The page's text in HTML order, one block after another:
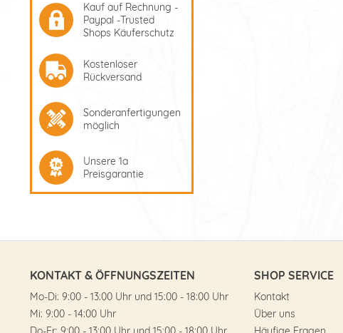
Kauf auf Rechnung -
Paypal -Trusted
Shops Käuferschutz
Kostenloser
Rückversand
Sonderanfertigungen
möglich
Unsere 1a
Preisgarantie
KONTAKT & ÖFFNUNGSZEITEN
Mo-Di: 9:00 - 13:00 Uhr und 15:00 - 18:00 Uhr
Mi: 9:00 - 14:00 Uhr
SHOP SERVICE
Kontakt
Über uns